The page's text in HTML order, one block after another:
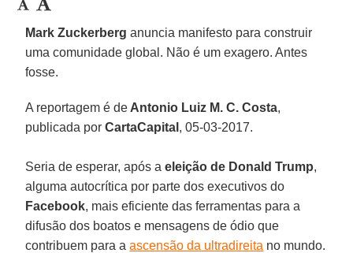
Mark Zuckerberg anuncia manifesto para construir
uma comunidade global. Não é um exagero. Antes
fosse.
A reportagem é de Antonio Luiz M. C. Costa,
publicada porCartaCapital , 05-03-2017.
Seria de esperar, após a eleição de Donald Trump,
alguma autocrítica por parte dos executivos do
Facebook, mais eficiente das ferramentas para a
difusão dos boatos e mensagens de ódio que
contribuem para aascensão da ultradireita no mundo.